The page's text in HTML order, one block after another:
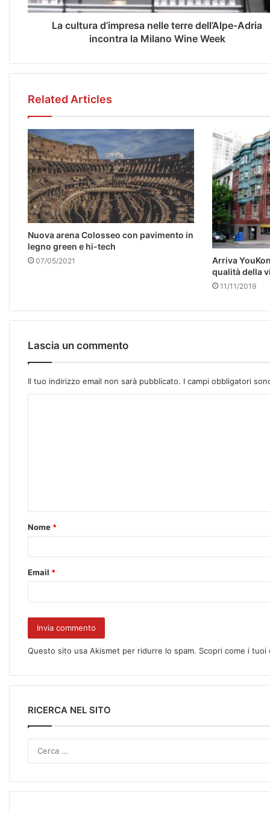
La cultura d’impresa nelle terre dell’Alpe-Adria
incontra la Milano Wine Week
Related Articles
Nuova arena Colosseo con pavimento in
legno green e hi-tech
07/05/2021
Arriva
qualità della
11/11/2019
Lascia un commento
Il tuo indirizzo email non sarà pubblicato. I campi obbligatori
Nome *
Email *
Questo sito usa Akismet per ridurre lo spam. Scopri come i
RICERCA NEL SITO